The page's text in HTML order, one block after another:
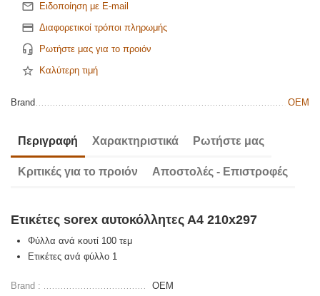
Ειδοποίηση με E-mail
Διαφορετικοί τρόποι πληρωμής
Ρωτήστε μας για το προιόν
Καλύτερη τιμή
Brand OEM
Περιγραφή Χαρακτηριστικά Ρωτήστε μας
Κριτικές για το προιόν Αποστολές - Επιστροφές
Ετικέτες sorex αυτοκόλλητες Α4 210x297
Φύλλα ανά κουτί 100 τεμ
Ετικέτες ανά φύλλο 1
Brand : OEM